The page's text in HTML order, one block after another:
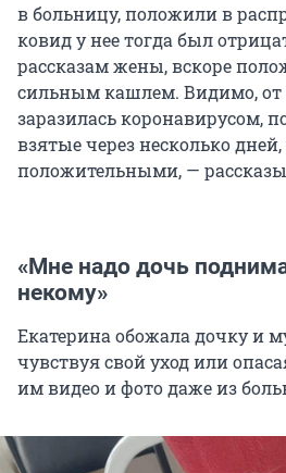
в больницу, положили в
ковид у нее тогда был
рассказам жены, вскоре
сильным кашлем. Видимо, от
заразилась коронавирусом,
взятые через несколько
положительными, —
«Мне надо дочь
некому»
Екатерина обожала дочку и
чувствуя свой уход или
им видео и фото даже из